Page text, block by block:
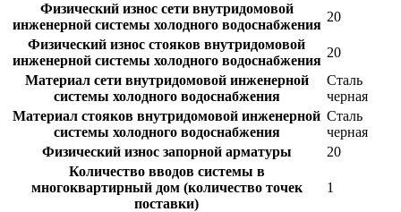
Физический износ сети внутридомовой
инженерной системы холодного водоснабжения
20
Физический износ стояков внутридомовой
инженерной системы холодного водоснабжения
20
Материал сети внутридомовой инженерной
системы холодного водоснабжения
Сталь
черная
Материал стояков внутридомовой инженерной
системы холодного водоснабжения
Сталь
черная
Физический износ запорной арматуры
20
Количество вводов системы в
многоквартирный дом (количество точек
поставки)
1